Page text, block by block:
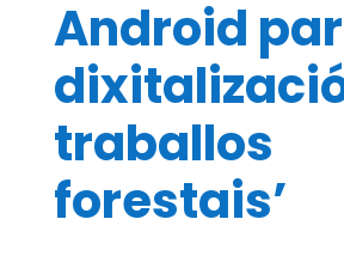
Android
traballos
forestais’